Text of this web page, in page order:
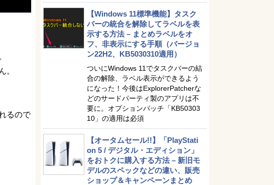
。
るので
【Windows 11標準機能】タスク
バーの統合を解除してラベルを表
示する方法 – まとめラベルをオ
フ、非表示にする手順（バージョ
ン22H2、KB5030310適用）
ついにWindows 11でタスクバーの結
合の解除、ラベル表示ができるよう
になった！今後はExplorerPatcherな
どのサードパーティ製のアプリは不
要に。オプションパッチ「KB50303
10」の適用は必須
【オータムセール!!】「PlayStati
on 5 / デジタル・エディション」
をおトクに購入する方法 – 新旧モ
デルのスペックなどの違い、販売
ショップ＆キャンペーンまとめ